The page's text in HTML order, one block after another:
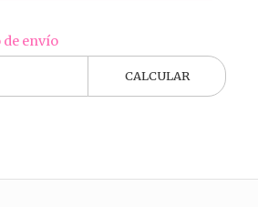
envío
CALCULAR